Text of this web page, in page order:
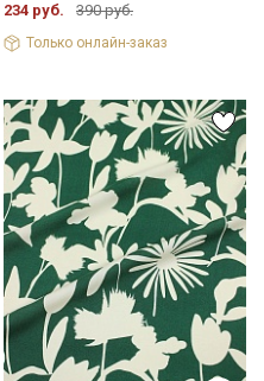
234 руб. 390 руб.
Только онлайн-заказ